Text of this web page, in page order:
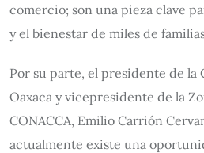
comercio; son una pieza clave
y el bienestar de miles de
Por su parte, el presidente de la
Oaxaca y vicepresidente de la
CONACCA, Emilio Carrión
actualmente existe una